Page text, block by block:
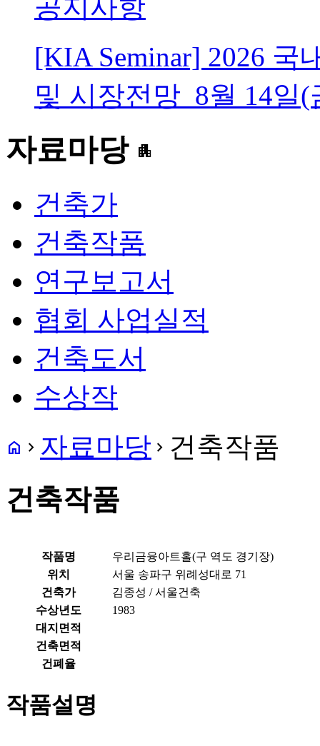
공지사항
[KIA Seminar] 2026 국
및 시장전망_8월 14일(
자료마당 apartment
건축가
건축작품
연구보고서
협회 사업실적
건축도서
수상작
home navigate_next 자료마당 navigate_next 건축작품
건축작품
작품명
우리금융아트홀(구 역도 경기장)
위치
서울 송파구 위례성대로 71
건축가
김종성 / 서울건축
수상년도
1983
대지면적
건축면적
건폐율
작품설명